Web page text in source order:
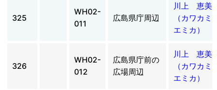
325
WH02-
011
広島県庁周辺
川上 恵美
（カワカ
エミカ）
326
WH02-
012
広島県庁前の
広場周辺
川上 恵美
（カワカ
エミカ）